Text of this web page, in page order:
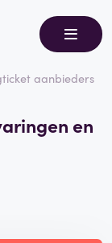
aanbieders
en